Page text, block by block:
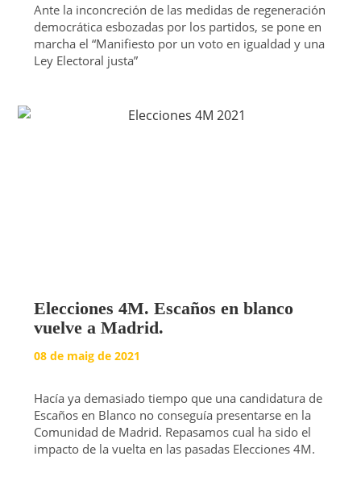
Ante la inconcreción de las medidas de regeneración
democrática esbozadas por los partidos, se pone en
marcha el “Manifiesto por un voto en igualdad y una
Ley Electoral justa”
Elecciones 4M. Escaños en blanco
vuelve a Madrid.
08 de maig de 2021
Hacía ya demasiado tiempo que una candidatura de
Escaños en Blanco no conseguía presentarse en la
Comunidad de Madrid. Repasamos cual ha sido el
impacto de la vuelta en las pasadas Elecciones 4M.